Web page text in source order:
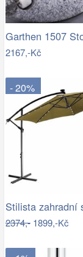
2167,-Kč
- 20%
2374,-1899,-Kč